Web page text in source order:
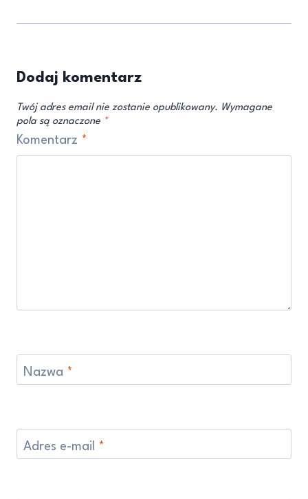
Dodaj komentarz
Twój adres email nie zostanie opublikowany. Wymagane
pola są oznaczone *
Komentarz *
Nazwa *
Adres e-mail *